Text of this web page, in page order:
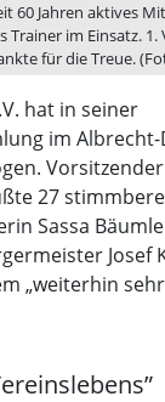
60 Jahren aktives
Trainer im Einsatz.
für die Treue.
hat in seiner
im Albrecht-
27
Sassa
Josef
„weiterhin